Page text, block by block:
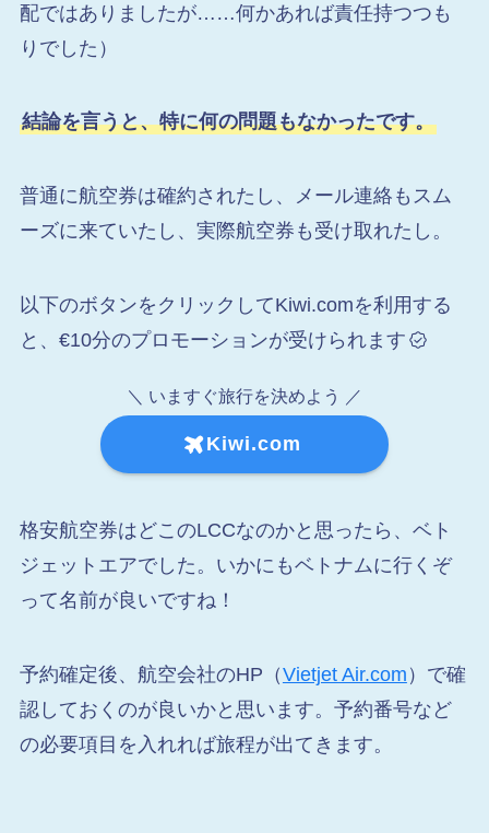
配ではありましたが……何かあれば責任持つつも
りでした）
結論を言うと、特に何の問題もなかったです。
普通に航空券は確約されたし、メール連絡もスム
ーズに来ていたし、実際航空券も受け取れたし。
以下のボタンをクリックしてKiwi.comを利用する
と、€10分のプロモーションが受けられます
＼ いますぐ旅行を決めよう ／
Kiwi.com
格安航空券はどこのLCCなのかと思ったら、ベト
ジェットエアでした。いかにもベトナムに行くぞ
って名前が良いですね！
予約確定後、航空会社のHP（Vietjet Air.com ）で確
認しておくのが良いかと思います。予約番号など
の必要項目を入れれば旅程が出てきます。